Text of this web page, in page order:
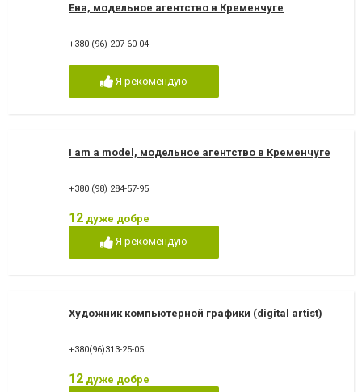
Ева, модельное агентство в Кременчуге
+380 (96) 207-60-04
Я рекомендую
I am a model, модельное агентство в Кременчуге
+380 (98) 284-57-95
12 дуже добре
Я рекомендую
Художник компьютерной графики (digital artist)
+380(96)313-25-05
12 дуже добре